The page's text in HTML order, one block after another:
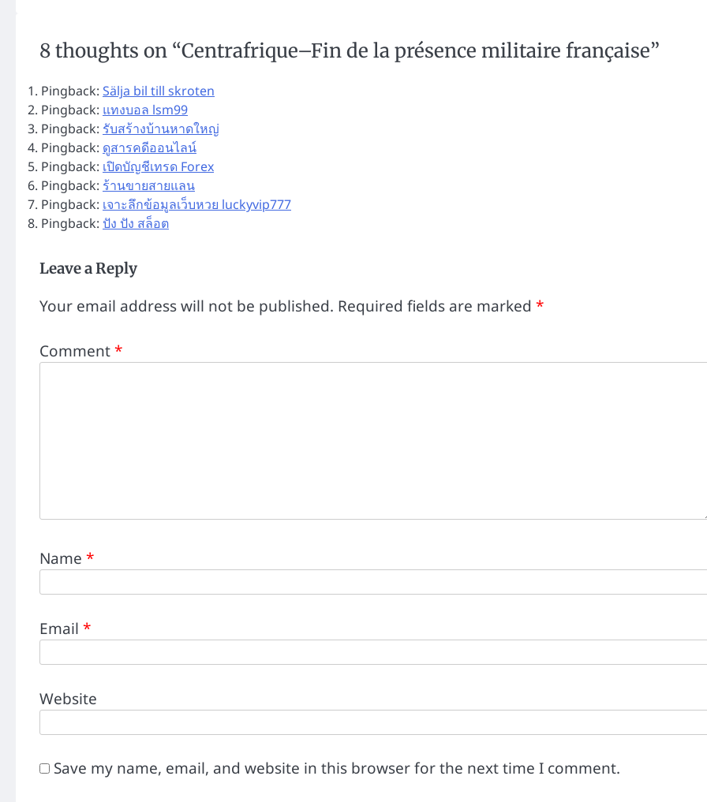
8 thoughts on “Centrafrique–Fin de la présence militaire française”
Pingback: Sälja bil till skroten
Pingback: แทงบอล lsm99
Pingback: รับสร้างบ้านหาดใหญ่
Pingback: ดูสารคดีออนไลน์
Pingback: เปิดบัญชีเทรด Forex
Pingback: ร้านขายสายแลน
Pingback: เจาะลึกข้อมูลเว็บหวย luckyvip777
Pingback: ปัง ปัง สล็อต
Leave a Reply
Your email address will not be published. Required fields are marked *
Comment*
Name *
Email *
Website
Save my name, email, and website in this browser for the next time I comment.